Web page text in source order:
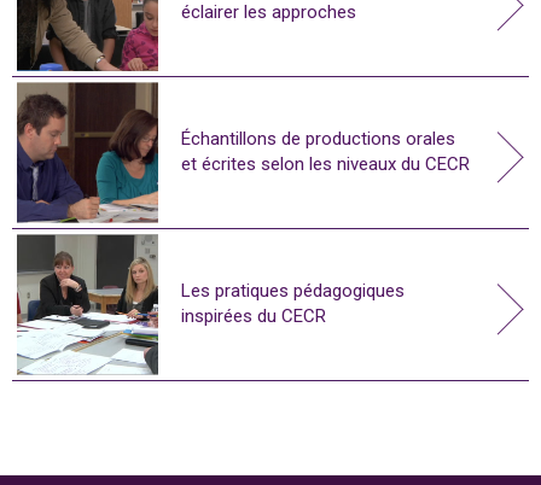
éclairer les approches
Échantillons de productions orales
et écrites selon les niveaux du CECR
Les pratiques pédagogiques
inspirées du CECR